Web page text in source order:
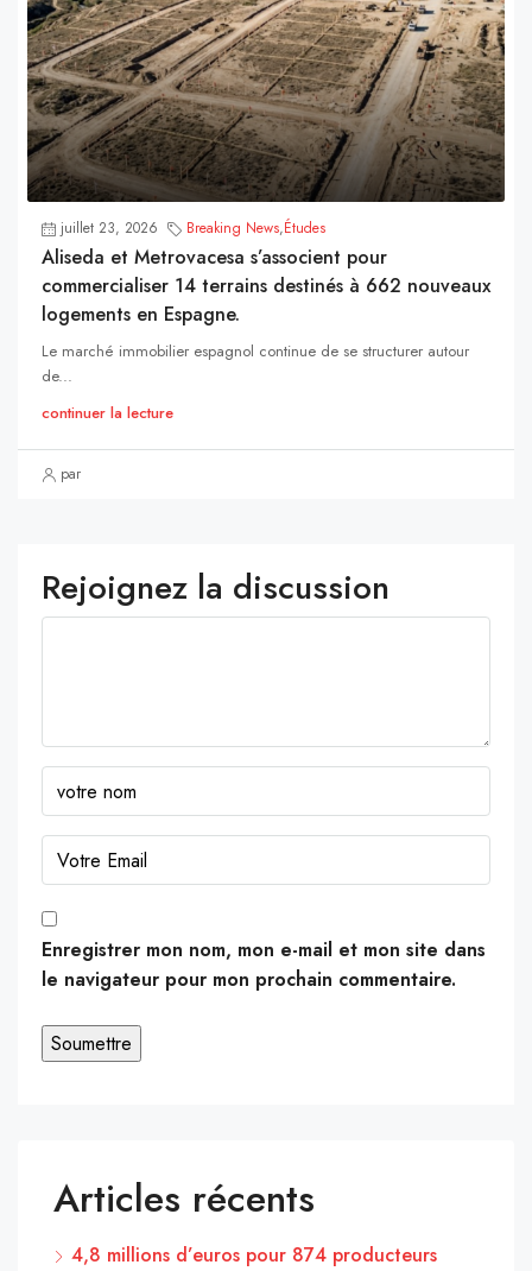
juillet 23, 2026 Breaking News,Études
Aliseda et Metrovacesa s’associent pour
commercialiser 14 terrains destinés à 662 nouveaux
logements en Espagne.
Le marché immobilier espagnol continue de se structurer autour
de...
continuer la lecture
par
Rejoignez la discussion
Enregistrer mon nom, mon e-mail et mon site dans
le navigateur pour mon prochain commentaire.
Articles récents
4,8 millions d’euros pour 874 producteurs